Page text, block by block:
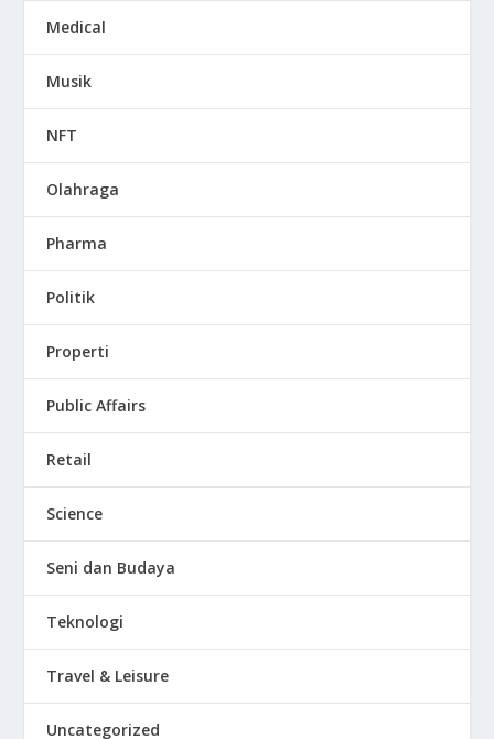
Medical
Musik
NFT
Olahraga
Pharma
Politik
Properti
Public Affairs
Retail
Science
Seni dan Budaya
Teknologi
Travel & Leisure
Uncategorized